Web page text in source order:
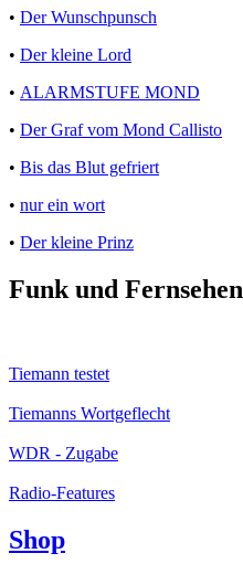
• Der Wunschpunsch
• Der kleine Lord
• ALARMSTUFE MOND
• Der Graf vom Mond Callisto
• Bis das Blut gefriert
• nur ein wort
• Der kleine Prinz
Funk und Fernsehen
Tiemann testet
Tiemanns Wortgeflecht
WDR - Zugabe
Radio-Features
Shop